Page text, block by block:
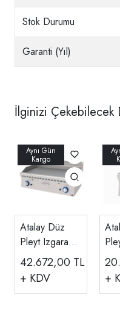
Stok Durumu
Garanti (Yıl)
İlginizi Çekebilecek
Atalay Düz
Pleyt Izgara
Ce Belgeli
Gazlı
100x60x30
42.672,00 TL
+ KDV
Ce
+